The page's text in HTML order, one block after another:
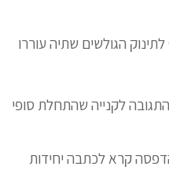
הגולשים שתיה עוררו
לקנייה שהתחלת סופי
קרא לכתבה יחידות